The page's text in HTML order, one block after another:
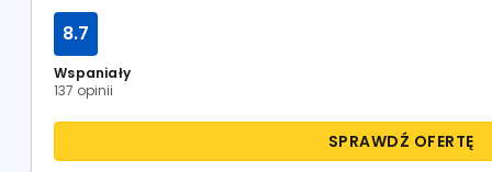
Wspaniały
137 opinii
8.7
SPRAWDŹ OFERTĘ